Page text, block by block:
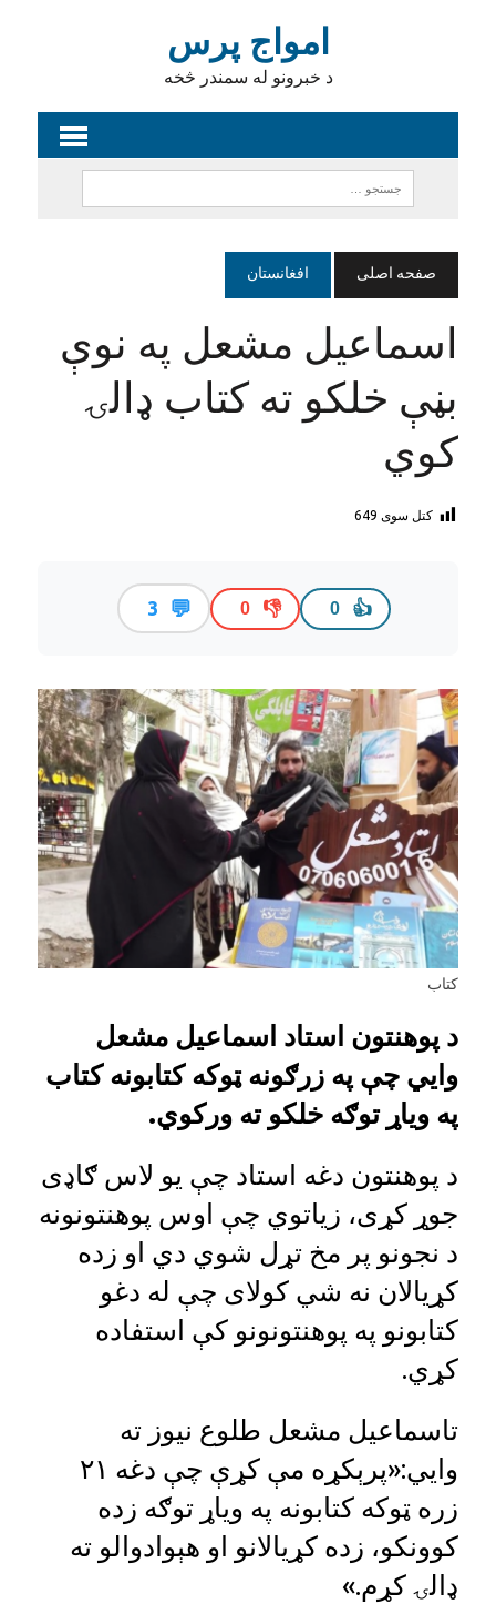
امواج پرس
د خبرونو له سمندر څخه
صفحه اصلی افغانستان
اسماعیل مشعل په نوې
بڼې خلکو ته کتاب ډالۍ
کوي
کتل سوی 649
👍
0
👎
0
💬
3
کتاب
د پوهنتون استاد اسماعیل مشعل
وايي چې په زرګونه ټوکه کتابونه کتاب
په ویاړ توګه خلکو ته ورکوي.
د پوهنتون دغه استاد چې یو لاس ګاډی
جوړ کړی، زیاتوي چې اوس پوهنتونونه
د نجونو پر مخ تړل شوي دي او زده
کړیالان نه شي کولای چې له دغو
کتابونو په پوهنتونونو کې استفاده
کړي.
تاسماعیل مشعل طلوع نیوز ته
وايي:«پرېکړه مې کړې چې دغه ۲۱
زره ټوکه کتابونه په ویاړ توګه زده
کوونکو، زده کړیالانو او هېوادوالو ته
ډالۍ کړم.»